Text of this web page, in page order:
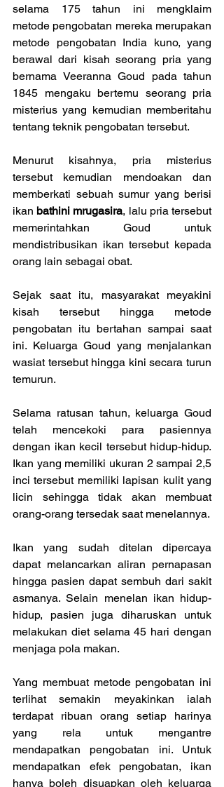
selama 175 tahun ini mengklaim
metode pengobatan mereka merupakan
metode pengobatan India kuno, yang
berawal dari kisah seorang pria yang
bernama Veeranna Goud pada tahun
1845 mengaku bertemu seorang pria
misterius yang kemudian memberitahu
tentang teknik pengobatan tersebut.
Menurut kisahnya, pria misterius
tersebut kemudian mendoakan dan
memberkati sebuah sumur yang berisi
ikan bathini mrugasira, lalu pria tersebut
memerintahkan Goud untuk
mendistribusikan ikan tersebut kepada
orang lain sebagai obat.
Sejak saat itu, masyarakat meyakini
kisah tersebut hingga metode
pengobatan itu bertahan sampai saat
ini. Keluarga Goud yang menjalankan
wasiat tersebut hingga kini secara turun
temurun.
Selama ratusan tahun, keluarga Goud
telah mencekoki para pasiennya
dengan ikan kecil tersebut hidup-hidup.
Ikan yang memiliki ukuran 2 sampai 2,5
inci tersebut memiliki lapisan kulit yang
licin sehingga tidak akan membuat
orang-orang tersedak saat menelannya.
Ikan yang sudah ditelan dipercaya
dapat melancarkan aliran pernapasan
hingga pasien dapat sembuh dari sakit
asmanya. Selain menelan ikan hidup-
hidup, pasien juga diharuskan untuk
melakukan diet selama 45 hari dengan
menjaga pola makan.
Yang membuat metode pengobatan ini
terlihat semakin meyakinkan ialah
terdapat ribuan orang setiap harinya
yang rela untuk mengantre
mendapatkan pengobatan ini. Untuk
mendapatkan efek pengobatan, ikan
hanya boleh disuapkan oleh keluarga